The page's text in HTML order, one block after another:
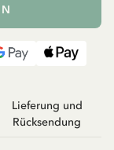
Lieferung und
Rücksendung